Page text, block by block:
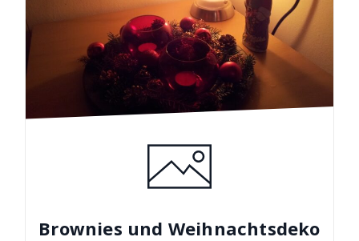
Brownies und Weihnachtsdeko